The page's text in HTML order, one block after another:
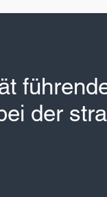
der